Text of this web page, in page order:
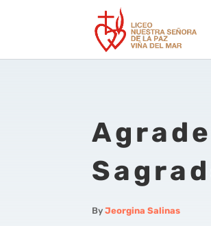
ByJeorgina Salinas